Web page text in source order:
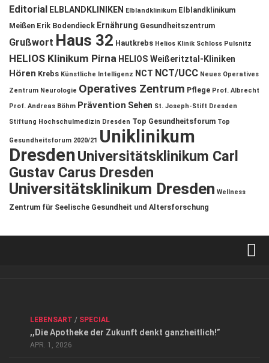
Editorial ELBLANDKLINIKEN Elblandklinikum Elblandklinikum
Meißen Erik Bodendieck Ernährung Gesundheitszentrum
Grußwort Haus 32 Hautkrebs Helios Klinik Schloss Pulsnitz
HELIOS Klinikum Pirna HELIOS Weißeritztal-Kliniken
Hören Krebs Künstliche Intelligenz NCT NCT/UCC Neues Operatives
Zentrum Neurologie Operatives Zentrum Pflege Prof. Albrecht
Prof. Andreas Böhm Prävention Sehen St. Joseph-Stift Dresden
Stiftung Hochschulmedizin Dresden Top Gesundheitsforum Top
Gesundheitsforum 2020/21 Uniklinikum
DresdenUniversitätsklinikum Carl
Gustav Carus Dresden
Universitätsklinikum Dresden Wellness
Zentrum für Seelische Gesundheit und Altersforschung
Datenschutzerklärung
Top Magazin Dresden / Ostsachsen
LEBENSART / SPECIAL
,,Die Apotheke der Zukunft denkt ganzheitlich!”
APR. 1, 2026